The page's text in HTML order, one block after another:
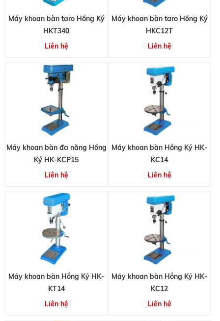
Máy khoan bàn taro Hồng Ký
HKT340
Liên hệ
Máy khoan bàn taro Hồng Ký
HKC12T
Liên hệ
Máy khoan bàn đa năng Hồng
Ký HK-KCP15
Liên hệ
Máy khoan bàn Hồng Ký HK-
KC14
Liên hệ
Máy khoan bàn Hồng Ký HK-
KT14
Liên hệ
Máy khoan bàn Hồng Ký HK-
KC12
Liên hệ